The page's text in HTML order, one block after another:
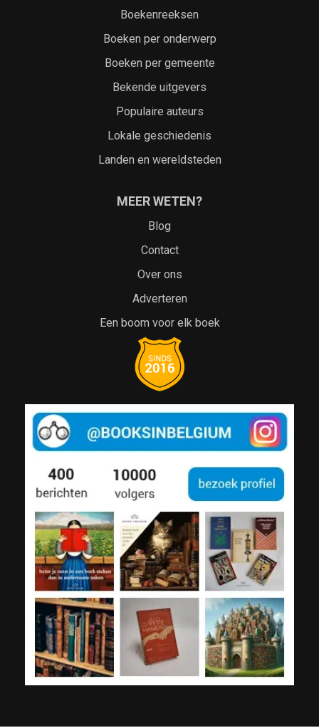
Boekenreeksen
Boeken per onderwerp
Boeken per gemeente
Bekende uitgevers
Populaire auteurs
Lokale geschiedenis
Landen en wereldsteden
MEER WETEN?
Blog
Contact
Over ons
Adverteren
Een boom voor elk boek